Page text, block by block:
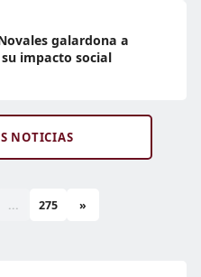
galardona a
impacto social
NOTICIAS
... 275 »